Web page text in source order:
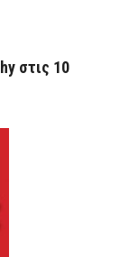
στις 10